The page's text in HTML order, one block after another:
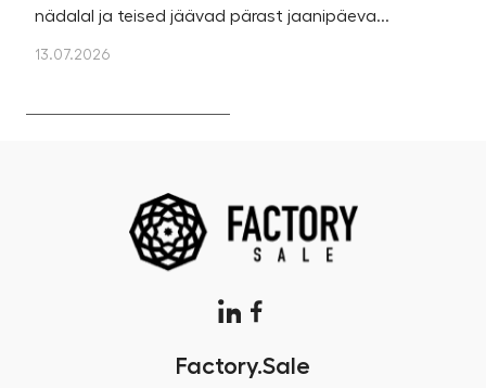
nädalal ja teised jäävad pärast jaanipäeva...
13.07.2026
Factory.Sale